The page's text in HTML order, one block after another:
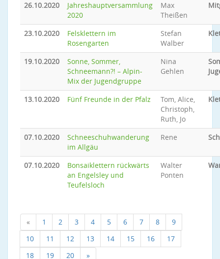
26.10.2020
Jahreshauptversammlung
2020
Max
Theißen
23.10.2020
Felsklettern im
Rosengarten
Stefan
Walber
19.10.2020
Sonne, Sommer,
Schneemann?! – Alpin-
Mix der Jugendgruppe
Nina
Gehlen
13.10.2020 Fünf Freunde in der Pfalz
Tom, Alice,
Christoph,
Ruth, Jo
07.10.2020
Schneeschuhwanderung
im Allgäu
Rene
07.10.2020
Bonsaiklettern rückwärts
an Engelsley und
Teufelsloch
Walter
Ponten
« 1 2 3 4 5 6 7 8
9
10
11 12 13 14 15 16
17
18
19 20 »